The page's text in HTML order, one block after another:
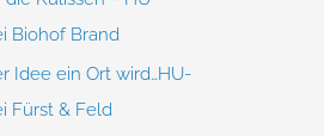
Biohof Brand
Idee ein Ort wird…HU-
Fürst & Feld